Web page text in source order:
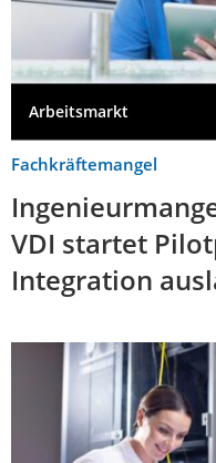
Arbeitsmarkt
Fachkräftemangel
VDI startet
Integration